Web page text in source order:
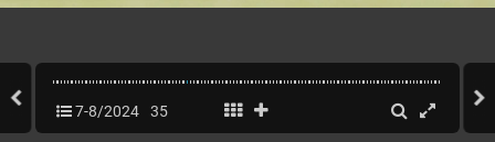
7-8/2024 35